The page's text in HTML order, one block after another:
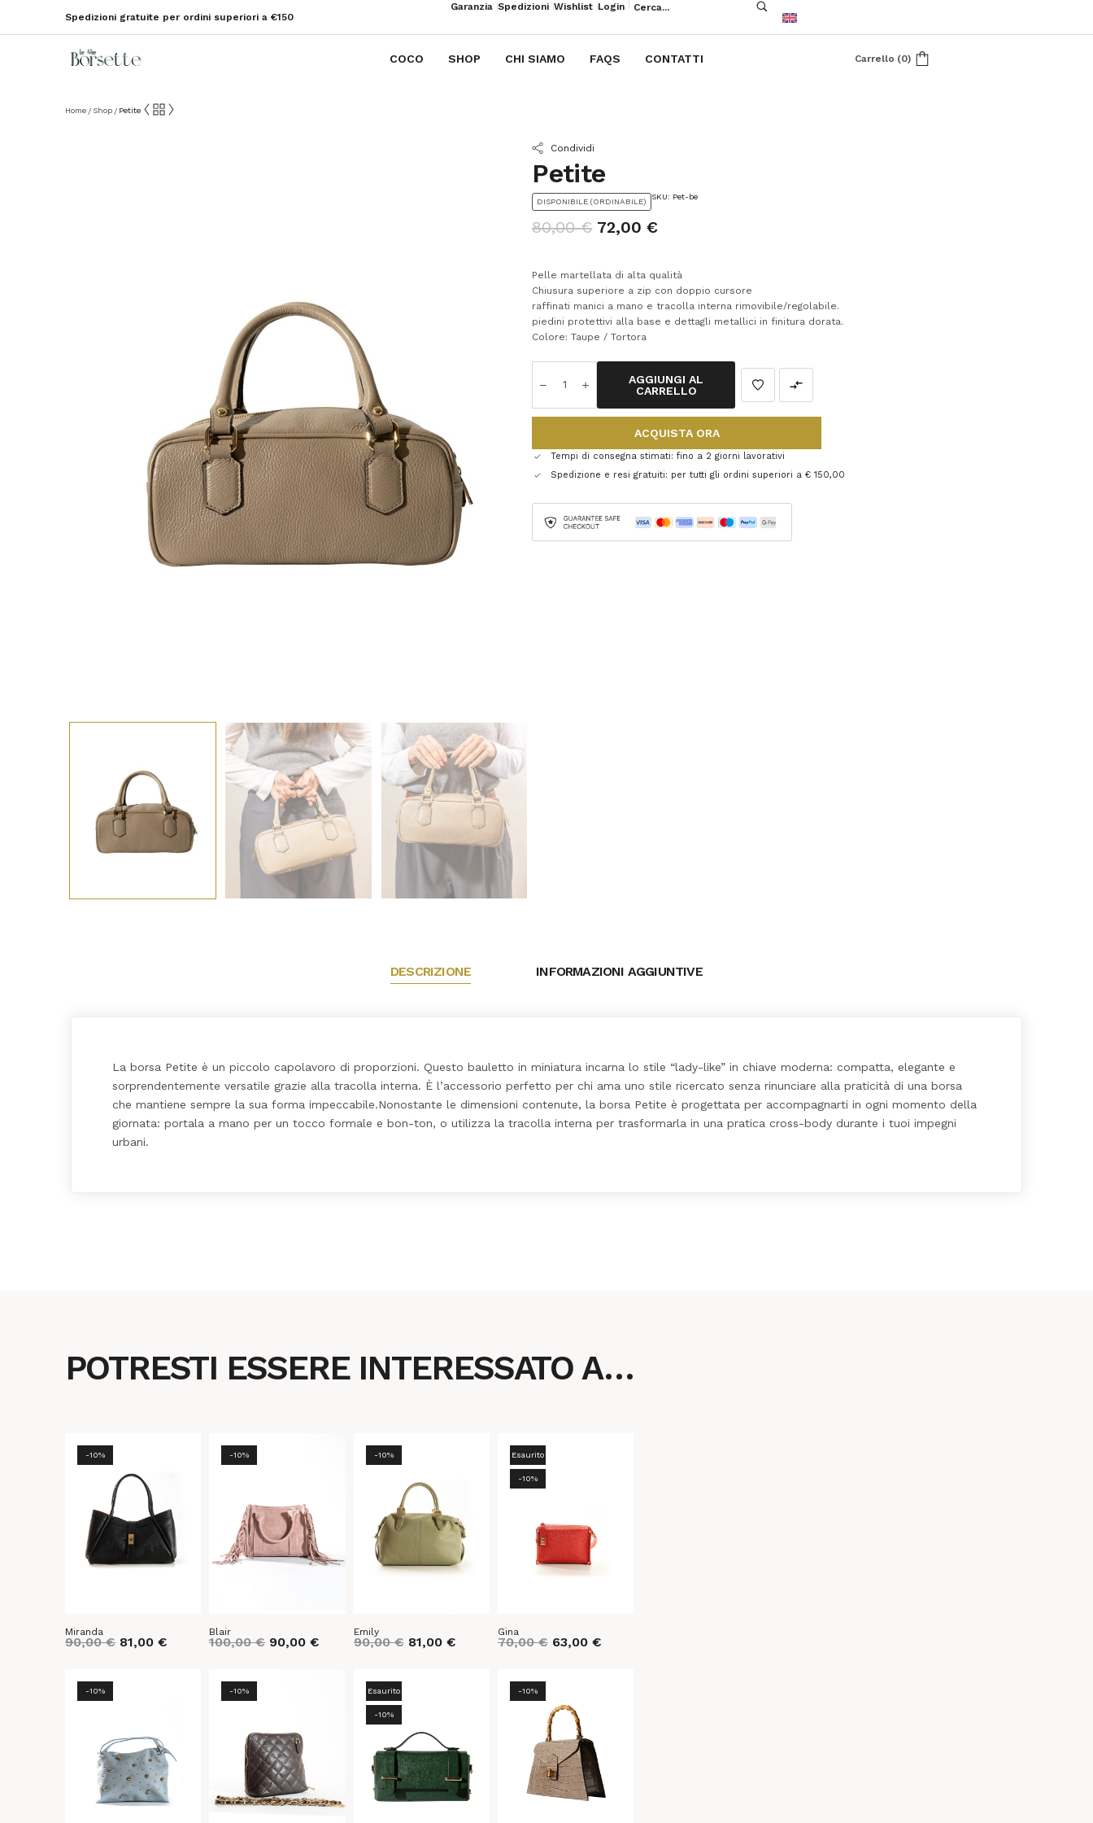
Spedizioni gratuite per ordini superiori a €150
Garanzia Spedizioni Wishlist Login
COCO SHOP CHI SIAMO FAQS CONTATTI Carrello (0)
Home / Shop / Petite
Condividi
Petite
DISPONIBILE (ORDINABILE)
SKU: Pet-be
80,00€ 72,00€
Pelle martellata di alta qualità
Chiusura superiore a zip con doppio cursore
raffinati manici a mano e tracolla interna rimovibile/regolabile.
piedini protettivi alla base e dettagli metallici in finitura dorata.
Colore: Taupe / Tortora
AGGIUNGI AL
CARRELLO
ACQUISTA ORA
Tempi di consegna stimati: fino a 2 giorni lavorativi
Spedizione e resi gratuiti: per tutti gli ordini superiori a € 150,00
DESCRIZIONE INFORMAZIONI AGGIUNTIVE
La borsa Petite è un piccolo capolavoro di proporzioni. Questo bauletto in miniatura incarna lo stile “lady-like” in chiave moderna: compatta, elegante e
sorprendentemente versatile grazie alla tracolla interna. È l’accessorio perfetto per chi ama uno stile ricercato senza rinunciare alla praticità di una borsa
che mantiene sempre la sua forma impeccabile.Nonostante le dimensioni contenute, la borsa Petite è progettata per accompagnarti in ogni momento della
giornata: portala a mano per un tocco formale e bon-ton, o utilizza la tracolla interna per trasformarla in una pratica cross-body durante i tuoi impegni
urbani.
POTRESTI ESSERE INTERESSATO A…
-10%
Miranda
90,00€ 81,00 €
-10%
Blair
100,00€ 90,00€
-10%
Emily
90,00€ 81,00 €
Esaurito
-10%
Gina
70,00€ 63,00 €
-10% -10% Esaurito
-10%
-10%